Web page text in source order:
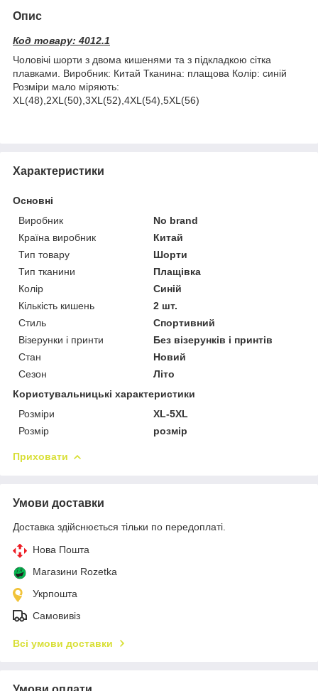
Опис
Код товару: 4012.1
Чоловічі шорти з двома кишенями та з підкладкою сітка
плавками. Виробник: Китай Тканина: плащова Колір: синій
Розміри мало міряють:
XL(48),2XL(50),3XL(52),4XL(54),5XL(56)
Характеристики
Основні
Виробник
No brand
Країна виробник
Китай
Тип товару
Шорти
Тип тканини
Плащівка
Колір
Синій
Кількість кишень
2 шт.
Стиль
Спортивний
Візерунки і принти
Без візерунків і принтів
Стан
Новий
Сезон
Літо
Користувальницькі характеристики
Розміри
XL-5XL
Розмір
розмір
Приховати
Умови доставки
Доставка здійснюється тільки по передоплаті.
Нова Пошта
Магазини Rozetka
Укрпошта
Самовивіз
Всі умови доставки